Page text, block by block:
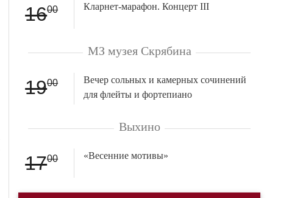
1600 Кларнет-марафон. Концерт III
МЗ музея Скрябина
1900
Вечер сольных и камерных сочинений
для флейты и фортепиано
Выхино
1700 «Весенние мотивы»